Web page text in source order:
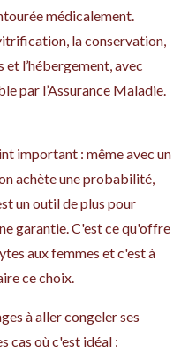
médicalement.
la conservation,
l’hébergement, avec
par l’Assurance Maladie.
important : même avec un
achète une probabilité,
un outil de plus pour
garantie. C'est ce qu'offre
aux femmes et c'est à
ce choix.
à aller congeler ses
cas où c'est idéal :